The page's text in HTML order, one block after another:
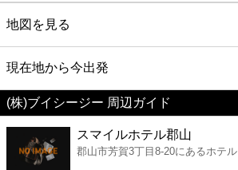
グルメ
映画
美容
コンビニ
地図を見る
現在地から今出発
(株)ブイシージー 周辺ガイド
スマイルホテル郡山
郡山市芳賀3丁目8-20にあるホテル